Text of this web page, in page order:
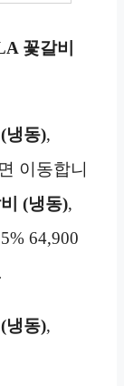
꽃갈비
(냉동),
이동합니
(냉동),
64,900
(냉동),